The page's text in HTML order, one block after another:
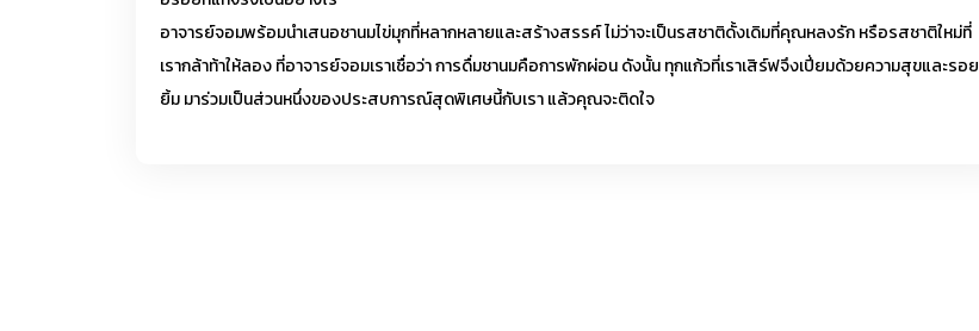
อาจารย์จอมพร้อมนำเสนอชานมไข่มุกที่หลากหลายและสร้างสรรค์ ไม่ว่าจะเป็นรสชาติดั้งเดิมที่คุณหลงรัก หรือรสชาติใหม่ที่
เรากล้าท้าให้ลอง ที่อาจารย์จอมเราเชื่อว่า การดื่มชานมคือการพักผ่อน ดังนั้น ทุกแก้วที่เราเสิร์ฟจึงเปี่ยมด้วยความสุขและรอย
ยิ้ม มาร่วมเป็นส่วนหนึ่งของประสบการณ์สุดพิเศษนี้กับเรา แล้วคุณจะติดใจ